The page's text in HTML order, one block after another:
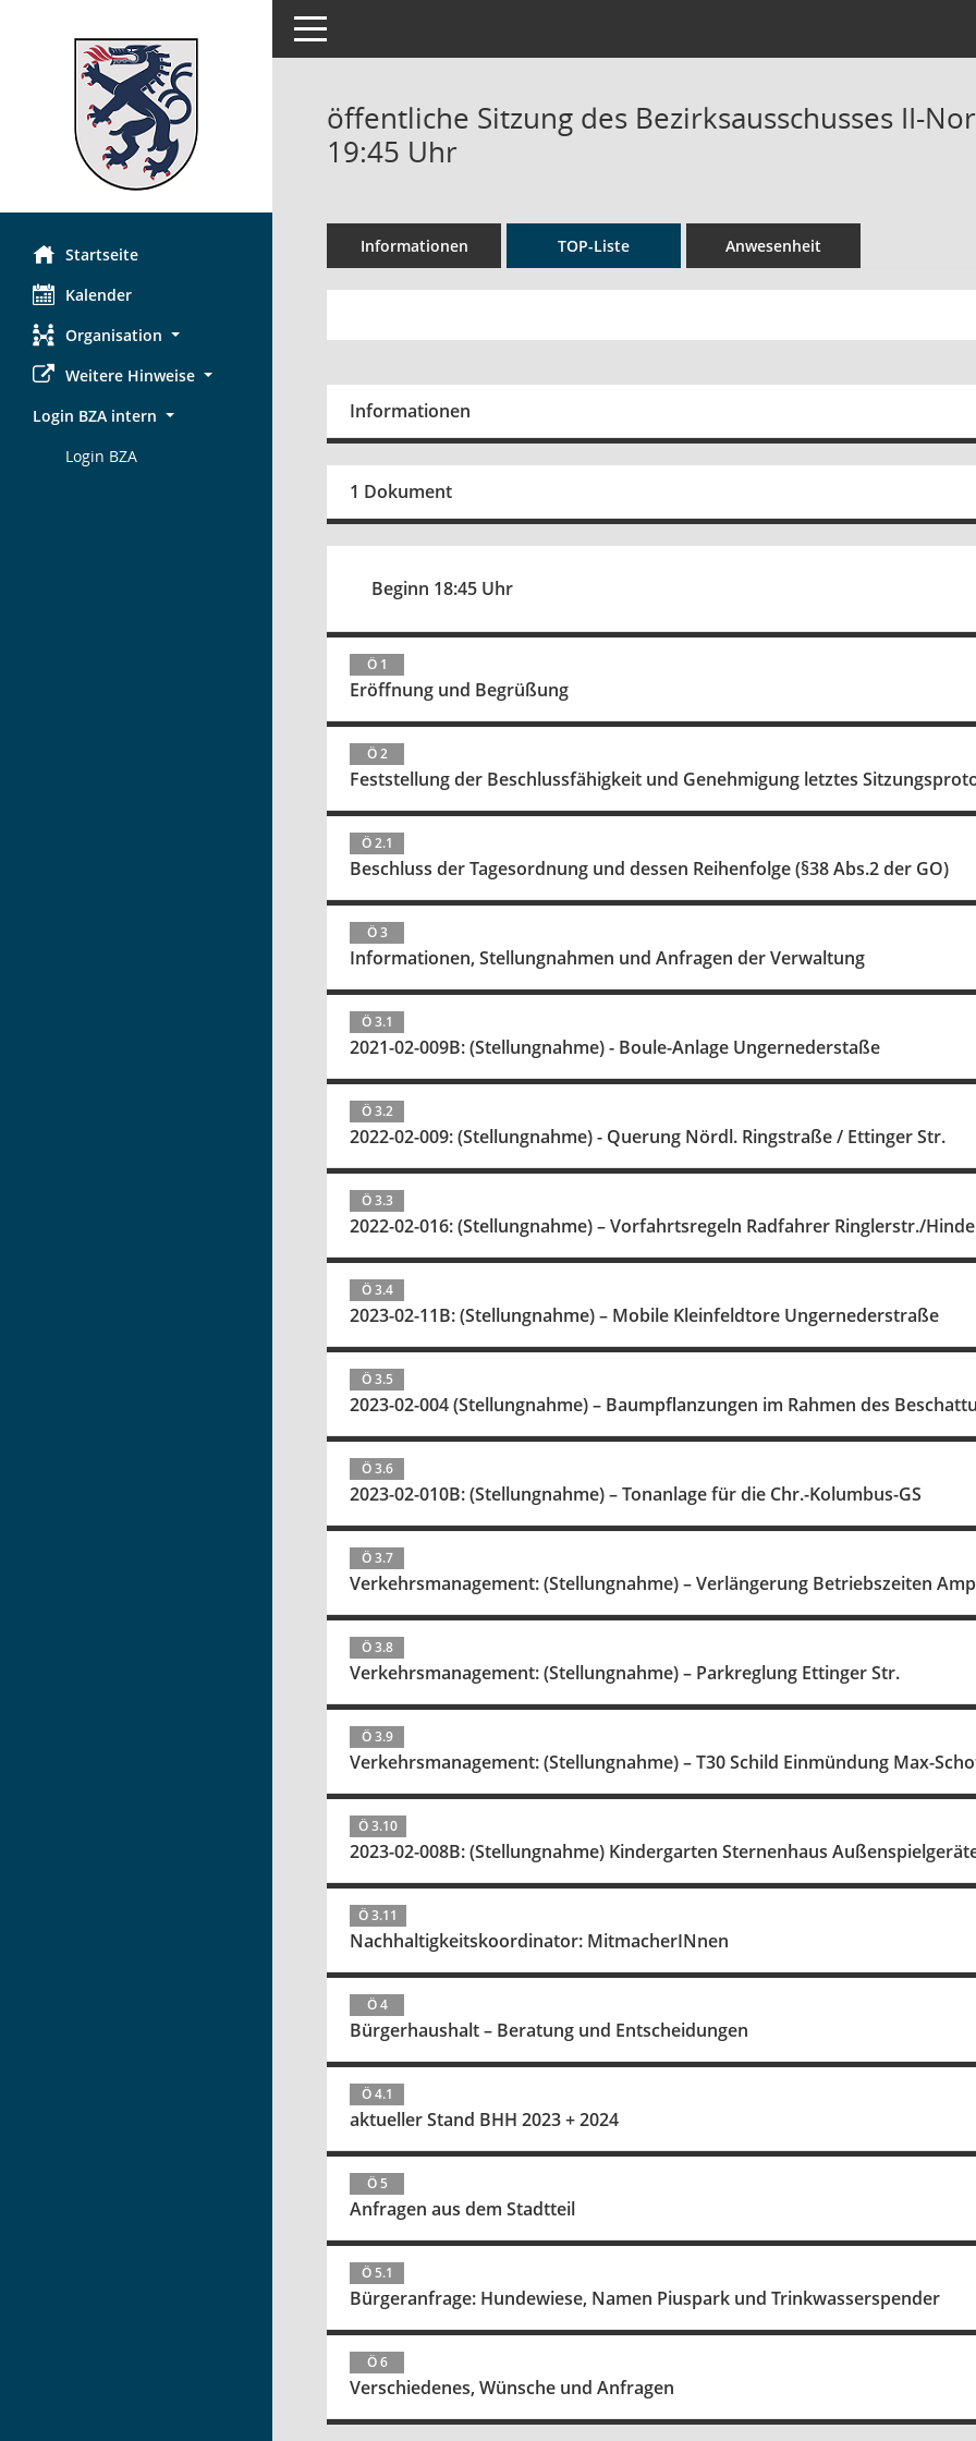
Startseite
Kalender
Organisation
Weitere Hinweise
Login BZA intern
Login BZA
Toggle navigation
öffentliche Sitzung des Bezirksausschusses II-
19:45 Uhr
Informationen TOP-Liste Anwesenheit
Informationen
1 Dokument
Beginn 18:45 Uhr
Ö 1
Eröffnung und Begrüßung
Ö 2
Feststellung der Beschlussfähigkeit und Genehmigung letztes
Ö 2.1
Beschluss der Tagesordnung und dessen Reihenfolge (§38 Abs.2 der GO)
Ö 3
Informationen, Stellungnahmen und Anfragen der Verwaltung
Ö 3.1
2021-02-009B: (Stellungnahme) - Boule-Anlage Ungernederstaße
Ö 3.2
2022-02-009: (Stellungnahme) - Querung Nördl. Ringstraße / Ettinger Str.
Ö 3.3
2022-02-016: (Stellungnahme) – Vorfahrtsregeln Radfahrer Ringlerstr./
Ö 3.4
2023-02-11B: (Stellungnahme) – Mobile Kleinfeldtore Ungernederstraße
Ö 3.5
2023-02-004 (Stellungnahme) – Baumpflanzungen im Rahmen des
Ö 3.6
2023-02-010B: (Stellungnahme) – Tonanlage für die Chr.-Kolumbus-GS
Ö 3.7
Verkehrsmanagement: (Stellungnahme) – Verlängerung Betriebszeiten
Ö 3.8
Verkehrsmanagement: (Stellungnahme) – Parkreglung Ettinger Str.
Ö 3.9
Verkehrsmanagement: (Stellungnahme) – T30 Schild Einmündung Max-
Ö 3.10
2023-02-008B: (Stellungnahme) Kindergarten Sternenhaus
Ö 3.11
Nachhaltigkeitskoordinator: MitmacherINnen
Ö 4
Bürgerhaushalt – Beratung und Entscheidungen
Ö 4.1
aktueller Stand BHH 2023 + 2024
Ö 5
Anfragen aus dem Stadtteil
Ö 5.1
Bürgeranfrage: Hundewiese, Namen Piuspark und Trinkwasserspender
Ö 6
Verschiedenes, Wünsche und Anfragen